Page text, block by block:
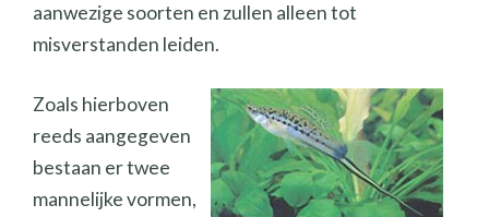
aanwezige soorten en zullen alleen tot
misverstanden leiden.
Zoals hierboven
reeds aangegeven
bestaan er twee
mannelijke vormen,